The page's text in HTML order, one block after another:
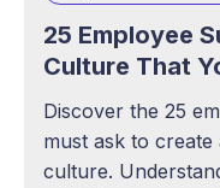
25 Employee
Culture That
Discover the 25
must ask to
culture.